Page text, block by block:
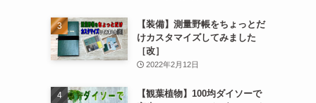
【装備】測量野帳をちょっとだ
けカスタマイズしてみました
［改］
2022年2月12日
【観葉植物】100均ダイソーで